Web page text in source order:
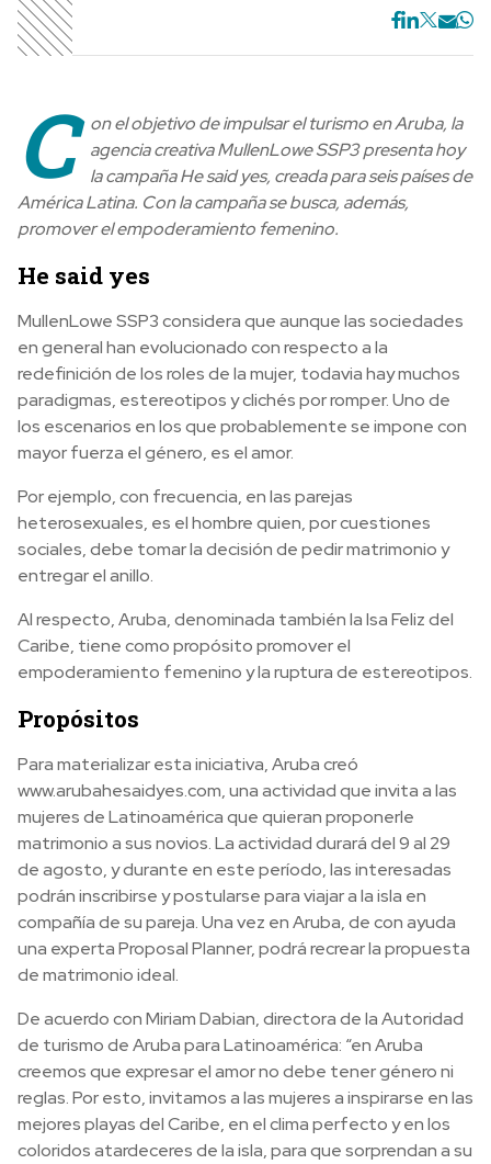
C
on el objetivo de impulsar el turismo en Aruba, la
agencia creativa MullenLowe SSP3 presenta hoy
la campaña He said yes, creada para seis países de
América Latina. Con la campaña se busca, además,
promover el empoderamiento femenino.
He said yes
MullenLowe SSP3 considera que aunque las sociedades
en general han evolucionado con respecto a la
redefinición de los roles de la mujer, todavia hay muchos
paradigmas, estereotipos y clichés por romper. Uno de
los escenarios en los que probablemente se impone con
mayor fuerza el género, es el amor.
Por ejemplo, con frecuencia, en las parejas
heterosexuales, es el hombre quien, por cuestiones
sociales, debe tomar la decisión de pedir matrimonio y
entregar el anillo.
Al respecto, Aruba, denominada también la Isa Feliz del
Caribe, tiene como propósito promover el
empoderamiento femenino y la ruptura de estereotipos.
Propósitos
Para materializar esta iniciativa, Aruba creó
www.arubahesaidyes.com, una actividad que invita a las
mujeres de Latinoamérica que quieran proponerle
matrimonio a sus novios. La actividad durará del 9 al 29
de agosto, y durante en este período, las interesadas
podrán inscribirse y postularse para viajar a la isla en
compañía de su pareja. Una vez en Aruba, de con ayuda
una experta Proposal Planner, podrá recrear la propuesta
de matrimonio ideal.
De acuerdo con Miriam Dabian, directora de la Autoridad
de turismo de Aruba para Latinoamérica: “en Aruba
creemos que expresar el amor no debe tener género ni
reglas. Por esto, invitamos a las mujeres a inspirarse en las
mejores playas del Caribe, en el clima perfecto y en los
coloridos atardeceres de la isla, para que sorprendan a su